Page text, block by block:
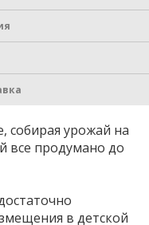
собирая урожай на
все продумано до
в детской